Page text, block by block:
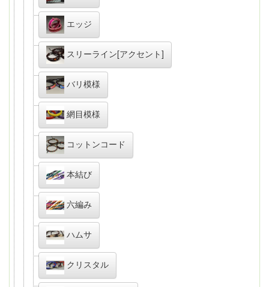
エッジ
スリーライン[アクセント]
バリ模様
網目模様
コットンコード
本結び
六編み
ハムサ
クリスタル